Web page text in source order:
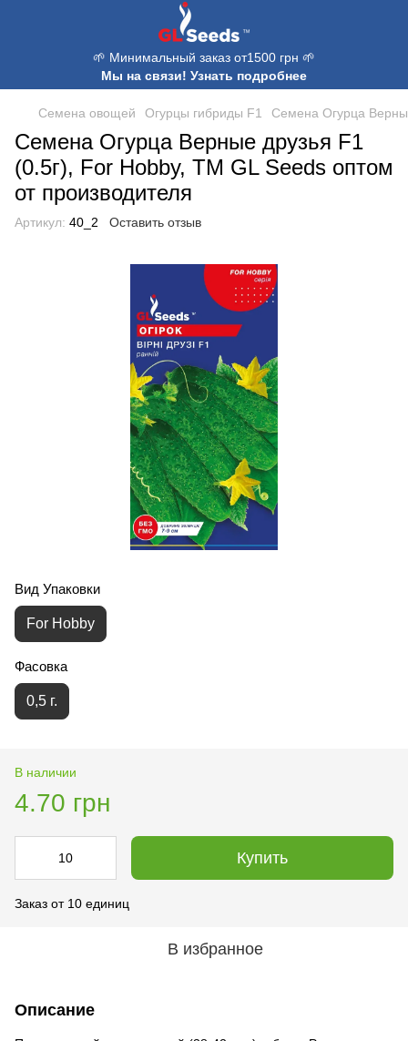
🌱 Минимальный заказ от1500 грн 🌱
Мы на связи! Узнать подробнее
Семена овощей Огурцы гибриды F1 Семена Огурца
Семена Огурца Верные друзья F1
(0.5г), For Hobby, TM GL Seeds оптом
от производителя
Артикул: 40_2 Оставить отзыв
Вид Упаковки
For Hobby
Фасовка
0,5 г.
В наличии
4.70 грн
Купить
Заказ от 10 единиц
В избранное
Описание